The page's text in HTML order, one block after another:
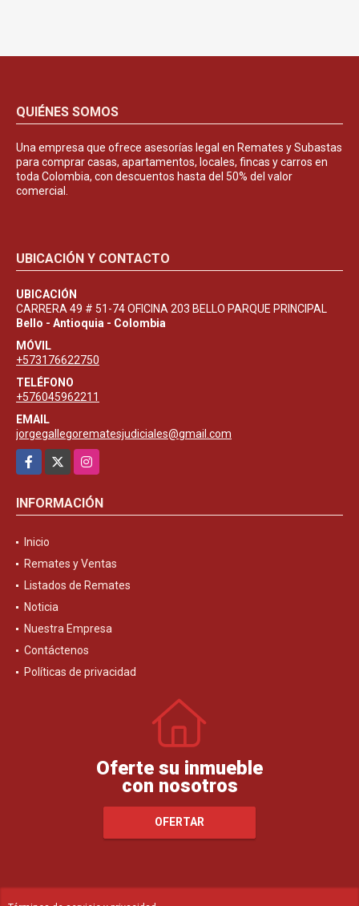
QUIÉNES SOMOS
Una empresa que ofrece asesorías legal en Remates y Subastas
para comprar casas, apartamentos, locales, fincas y carros en
toda Colombia, con descuentos hasta del 50% del valor
comercial.
UBICACIÓN Y CONTACTO
UBICACIÓN
CARRERA 49 # 51-74 OFICINA 203 BELLO PARQUE PRINCIPAL
Bello - Antioquia - Colombia
MÓVIL
+573176622750
TELÉFONO
+576045962211
EMAIL
jorgegallegorematesjudiciales@gmail.com
Facebook
Instagram
INFORMACIÓN
Inicio
Remates y Ventas
Listados de Remates
Noticia
Nuestra Empresa
Contáctenos
Políticas de privacidad
Oferte su inmueble
con nosotros
OFERTAR